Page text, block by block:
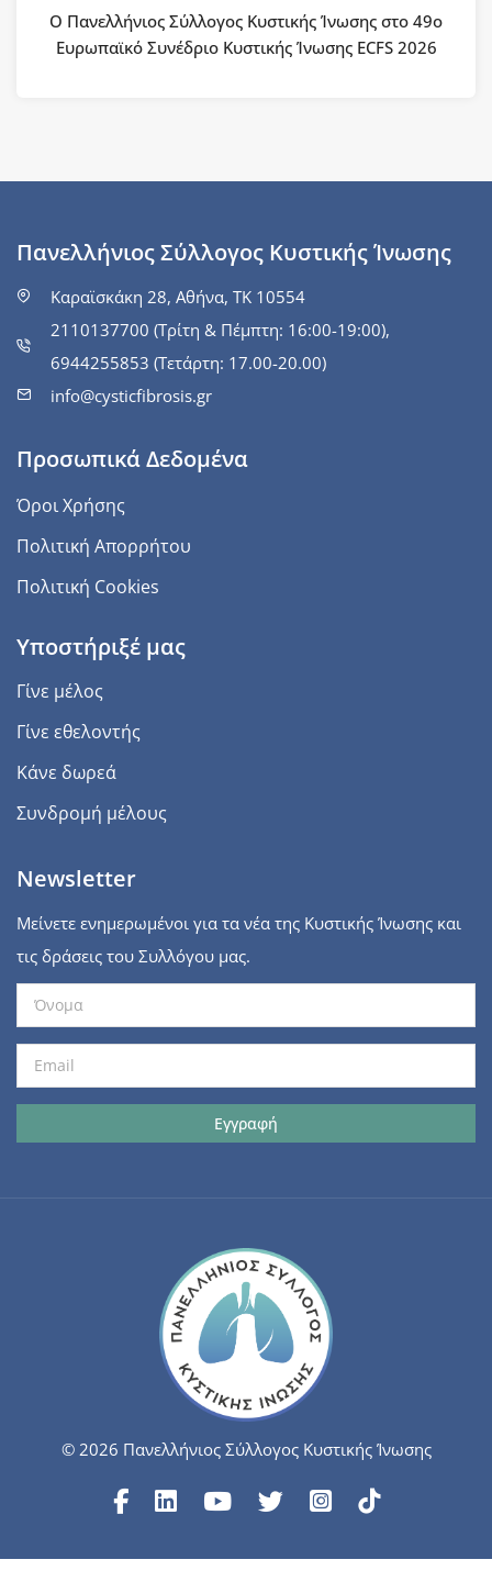
Ο Πανελλήνιος Σύλλογος Κυστικής Ίνωσης στο 49ο
Ευρωπαϊκό Συνέδριο Κυστικής Ίνωσης ECFS 2026
Πανελλήνιος Σύλλογος Κυστικής Ίνωσης
Καραϊσκάκη 28, Αθήνα, ΤΚ 10554
2110137700 (Τρίτη & Πέμπτη: 16:00-19:00),
6944255853 (Τετάρτη: 17.00-20.00)
info@cysticfibrosis.gr
Προσωπικά Δεδομένα
Όροι Χρήσης
Πολιτική Απορρήτου
Πολιτική Cookies
Υποστήριξέ μας
Γίνε μέλος
Γίνε εθελοντής
Κάνε δωρεά
Συνδρομή μέλους
Newsletter
Μείνετε ενημερωμένοι για τα νέα της Κυστικής Ίνωσης και
τις δράσεις του Συλλόγου μας.
© 2026 Πανελλήνιος Σύλλογος Κυστικής Ίνωσης